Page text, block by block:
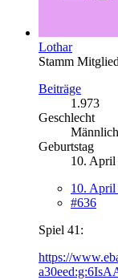
Lothar
Stamm Mitglied
Beiträge
1.973
Geschlecht
Männlich
Geburtstag
10. April
10. April
#636
Spiel 41:
https://